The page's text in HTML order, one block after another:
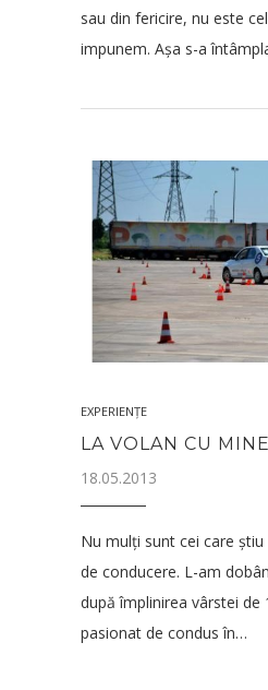
sau din fericire, nu este
impunem. Așa s-a
EXPERIENȚE
LA VOLAN CU
18.05.2013
Nu mulți sunt cei care
de conducere. L-am
după împlinirea vârstei de
pasionat de condus în…